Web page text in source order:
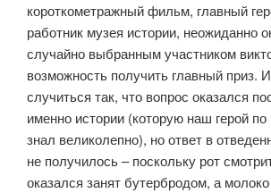
короткометражный фильм, главный
работник музея истории, неожиданно
случайно выбранным участником
возможность получить главный приз.
случиться так, что вопрос оказался
именно истории (которую наш герой
знал великолепно), но ответ в
не получилось – поскольку рот
оказался занят бутербродом, а